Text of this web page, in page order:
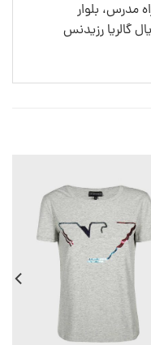
مدرس، بلوار
گالریا رزیدنس